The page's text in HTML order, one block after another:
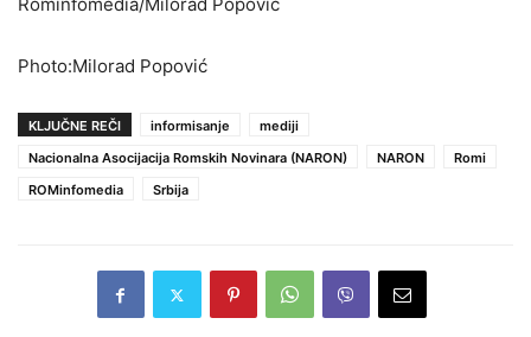
Photo:Milorad Popović
KLJUČNE REČI informisanje
mediji
Nacionalna Asocijacija Romskih Novinara (NARON)
NARON
Romi
ROMinfomedia
Srbija